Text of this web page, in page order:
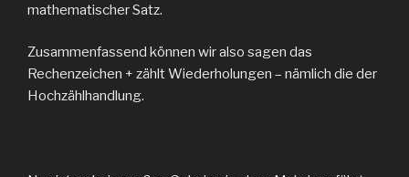
mathematischer Satz.
Zusammenfassend können wir also sagen das
Rechenzeichen + zählt Wiederholungen – nämlich die der
Hochzählhandlung.